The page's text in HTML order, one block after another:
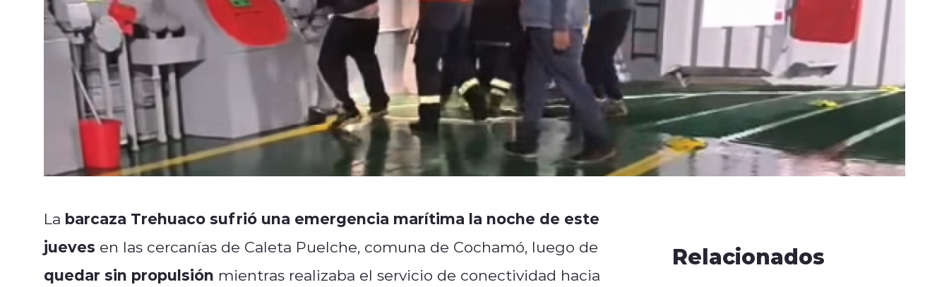
La barcaza Trehuaco sufrió una emergencia marítima la noche de este
jueves en las cercanías de Caleta Puelche, comuna de Cochamó, luego de
quedar sin propulsión mientras realizaba el servicio de conectividad hacia
Relacionados